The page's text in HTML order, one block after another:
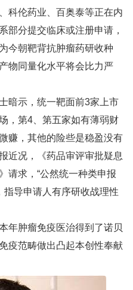
科伦药业、百奥泰等正在内
部分提交临床或注册申请，
今朝靶背抗肿瘤药研收种
物同量化水平将会比力严
暗示，统一靶面前3家上市
，第4、第五家如有薄弱财
赚，其他的险些是稳盈没有
近况，《药品审评审批疑息
请求，“公然统一种类申报
导申请人有序研收战理性
年肿瘤免疫医治得到了诺贝
疫范畴做出凸起本创性奉献